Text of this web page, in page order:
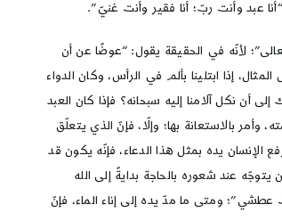
عبد وأنت ربّ؛ أنا فقير وأنت غنيّ”.
لأنّه في الحقيقة يقول: “عوضًا عن أن
إذا ابتلينا بألم في الرأس، وكان الدواء
أن نكل آلامنا إليه سبحانه؟ فإذا كان العبد
بالاستعانة بها؛ وإلّا، فإنّ الذي يتعلّق
الإنسان يده بمثل هذا الدعاء، فإنّه يكون قد
عند شعوره بالحاجة بدايةً إلى الله
عطشي”؛ ومتى ما مدّ يده إلى إناء الماء، فإنّ